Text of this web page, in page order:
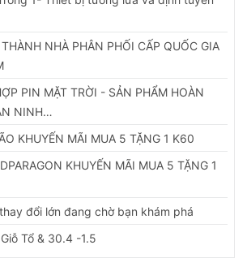
NHÀ PHÂN PHỐI CẤP QUỐC GIA
PIN MẶT TRỜI - SẢN PHẨM HOÀN
NINH…
KHUYẾN MÃI MUA 5 TẶNG 1 K60
KHUYẾN MÃI MUA 5 TẶNG 1
đổi lớn đang chờ bạn khám phá
Tổ & 30.4 -1.5